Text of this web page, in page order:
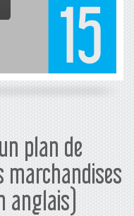
plan de
marchandises
anglais)